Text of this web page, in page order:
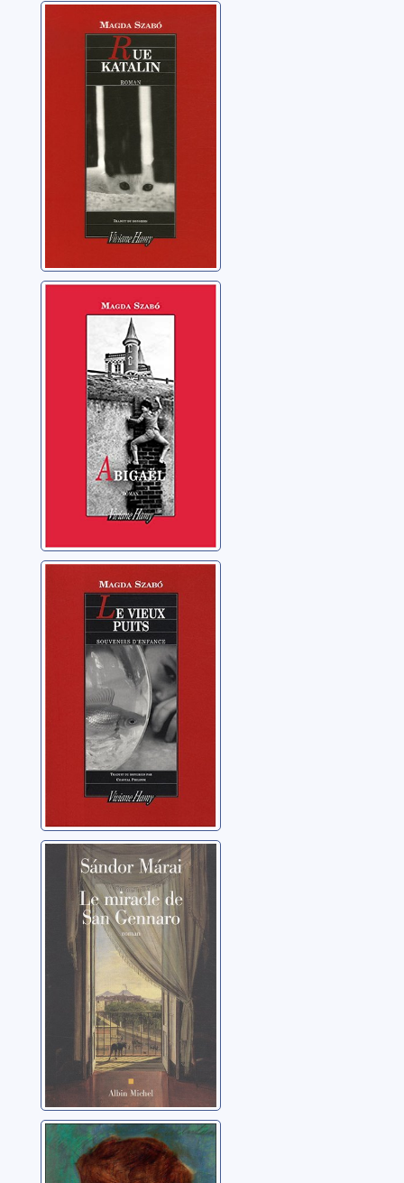
Rue Katalin
Szabó, Magda
Abigaël
Szabó, Magda
Le vieux puits
Szabó, Magda
Le miracle de
San Gennaro:
roman
Márai, Sándor
Le premier
amour : roman